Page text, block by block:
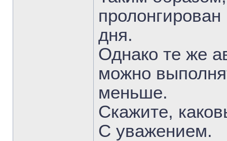
дня.
Однако те же
можно
меньше.
Скажите,
С уважением.